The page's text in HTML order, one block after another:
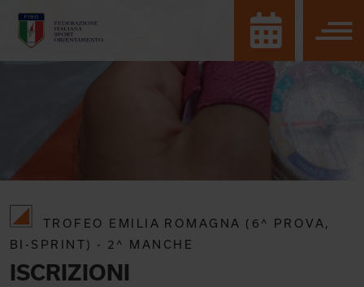
TROFEO EMILIA ROMAGNA (6^ PROVA,
BI-SPRINT) - 2^ MANCHE
ISCRIZIONI